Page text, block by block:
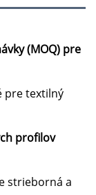
(MOQ) pre
pre textilný
profilov
strieborná a